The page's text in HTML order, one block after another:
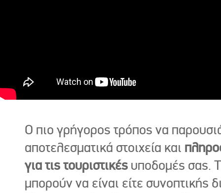
Ο πιο γρήγορος τρόπος να
αποτελεσματικά στοιχεία και
για τις τουριστικές υποδομές σας.
μπορούν να είναι είτε συνοπτικής